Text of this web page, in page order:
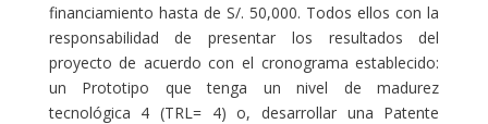
financiamiento hasta de S/. 50,000. Todos ellos con la
responsabilidad de presentar los resultados del
proyecto de acuerdo con el cronograma establecido:
un Prototipo que tenga un nivel de madurez
tecnológica 4 (TRL= 4) o, desarrollar una Patente